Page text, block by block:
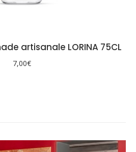
artisanale LORINA 75CL
7,00€